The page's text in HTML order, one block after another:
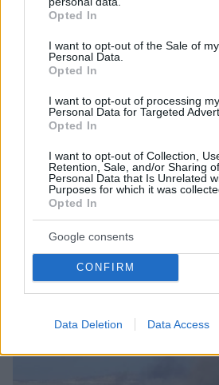
grant or deny consent to Google and
use your data for below specified
consent section.
Opted In
I want to opt-out of the Sale of my
Personal Data.
Opted In
I want to opt-out of processing my
Personal Data for Targeted
Opted In
I want to opt-out of Collection,
Retention, Sale, and/or Sharing
Personal Data that Is Unrelated
Purposes for which it was
Opted In
Google consents
CONFIRM
Data Deletion Data Access
Η Πολιτική Αεροπορία
όταν ένας... απίθανος τύπος
ελικόπτερό του στο
λουόμενους - Παρέμβαση
09.08.2026, 14:15